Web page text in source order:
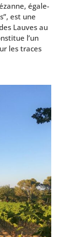
éga­le­
est une
Lauves au
l’un
les traces